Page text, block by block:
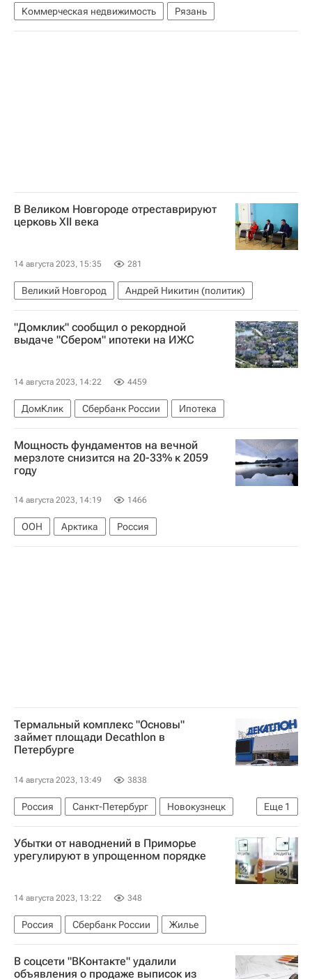
Коммерческая недвижимость Рязань
В Великом Новгороде отреставрируют
церковь XII века
14 августа 2023, 15:35 281
Великий Новгород Андрей Никитин (политик)
"Домклик" сообщил о рекордной
выдаче "Сбером" ипотеки на ИЖС
14 августа 2023, 14:22 4459
ДомКлик Сбербанк России Ипотека
Мощность фундаментов на вечной
мерзлоте снизится на 20-33% к 2059
году
14 августа 2023, 14:19 1466
ООН Арктика Россия
Термальный комплекс "Основы"
займет площади Decathlon в
Петербурге
14 августа 2023, 13:49 3838
Еще 1
Россия Санкт-Петербург
Новокузнецк
Коммерческая недвижимость
Убытки от наводнений в Приморье
урегулируют в упрощенном порядке
14 августа 2023, 13:22 348
Россия Сбербанк России Жилье
В соцсети "ВКонтакте" удалили
объявления о продаже выписок из